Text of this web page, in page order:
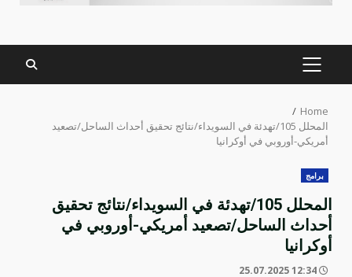
PRIMARY
MENU
Home
المحلل 105/تهدئة في السويداء/نتائج تحقيق أحداث الساحل/تصعيد
أمريكي-أوروبي في أوكرانيا
برامج
المحلل 105/تهدئة في السويداء/نتائج تحقيق
أحداث الساحل/تصعيد أمريكي-أوروبي في
أوكرانيا